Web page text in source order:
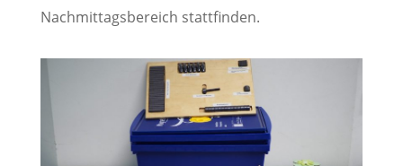
Nachmittagsbereich stattfinden.